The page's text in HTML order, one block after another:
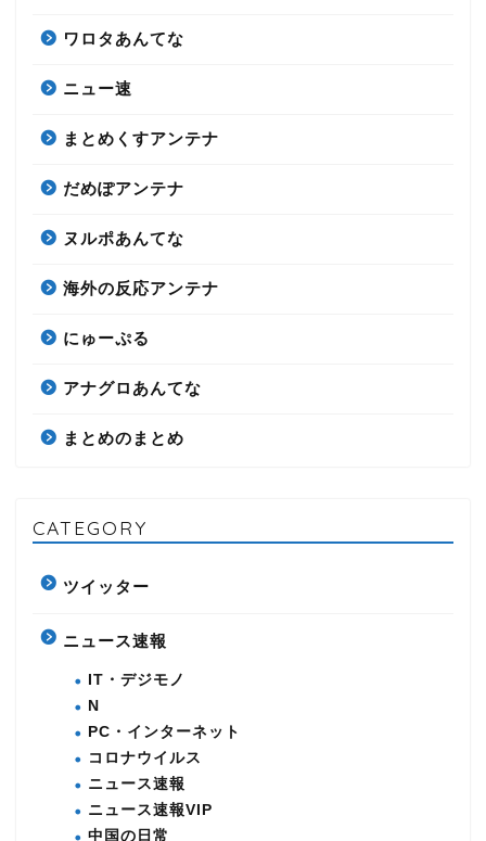
ワロタあんてな
ニュー速
まとめくすアンテナ
だめぽアンテナ
ヌルポあんてな
海外の反応アンテナ
にゅーぷる
アナグロあんてな
まとめのまとめ
CATEGORY
ツイッター
ニュース速報
IT・デジモノ
N
PC・インターネット
コロナウイルス
ニュース速報
ニュース速報VIP
中国の日常